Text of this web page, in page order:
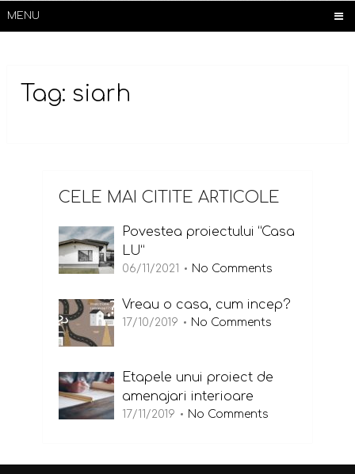
MENU
Tag: siarh
CELE MAI CITITE ARTICOLE
Povestea proiectului “Casa
LU”
06/11/2021 No Comments
Vreau o casa, cum incep?
17/10/2019 No Comments
Etapele unui proiect de
amenajari interioare
17/11/2019 No Comments